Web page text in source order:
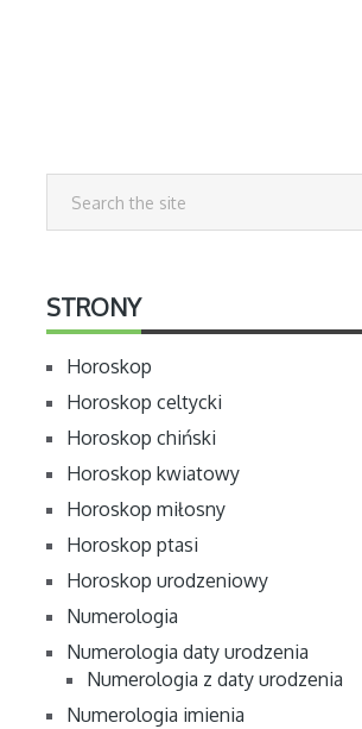
STRONY
Horoskop
Horoskop celtycki
Horoskop chiński
Horoskop kwiatowy
Horoskop miłosny
Horoskop ptasi
Horoskop urodzeniowy
Numerologia
Numerologia daty urodzenia
Numerologia z daty urodzenia
Numerologia imienia